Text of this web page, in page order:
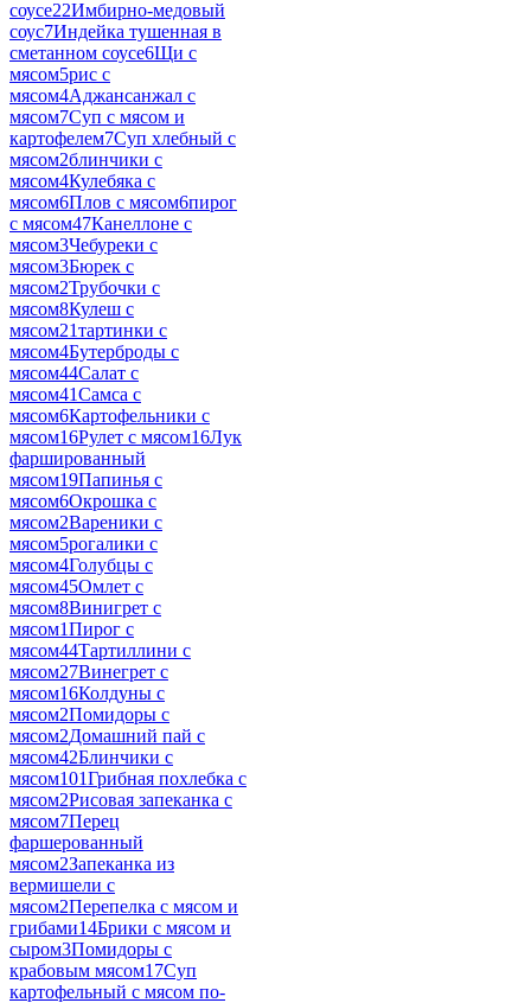
соусе22Имбирно-медовый
соус7Индейка тушенная в
сметанном соусе6Щи с
мясом5рис с
мясом4Аджансанжал с
мясом7Суп с мясом и
картофелем7Суп хлебный с
мясом2блинчики с
мясом4Кулебяка с
мясом6Плов с мясом6пирог
с мясом47Канеллоне с
мясом3Чебуреки с
мясом3Бюрек с
мясом2Трубочки с
мясом8Кулеш с
мясом21тартинки с
мясом4Бутерброды с
мясом44Салат с
мясом41Самса с
мясом6Картофельники с
мясом16Рулет с мясом16Лук
фаршированный
мясом19Папинья с
мясом6Окрошка с
мясом2Вареники с
мясом5рогалики с
мясом4Голубцы с
мясом45Омлет с
мясом8Винигрет с
мясом1Пирог с
мясом44Тартиллини с
мясом27Винегрет с
мясом16Колдуны с
мясом2Помидоры с
мясом2Домашний пай с
мясом42Блинчики с
мясом101Грибная похлебка с
мясом2Рисовая запеканка с
мясом7Перец
фаршерованный
мясом2Запеканка из
вермишели с
мясом2Перепелка с мясом и
грибами14Брики с мясом и
сыром3Помидоры с
крабовым мясом17Суп
картофельный с мясом по-